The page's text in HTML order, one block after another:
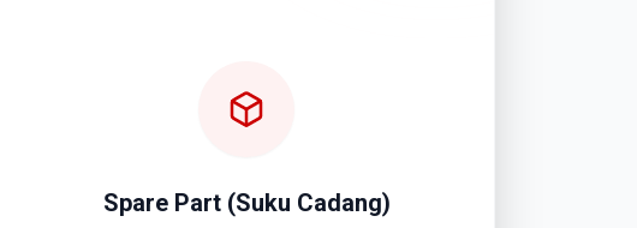
Spare Part (Suku Cadang)